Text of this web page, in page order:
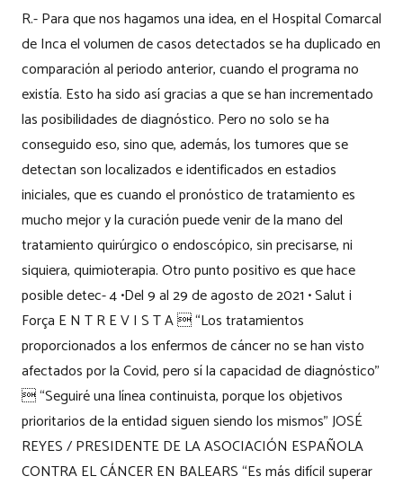
R.- Para que nos hagamos una idea, en el Hospital Comarcal
de Inca el volumen de casos detectados se ha duplicado en
comparación al periodo anterior, cuando el programa no
existía. Esto ha sido así gracias a que se han incrementado
las posibilidades de diagnóstico. Pero no solo se ha
conseguido eso, sino que, además, los tumores que se
detectan son localizados e identificados en estadios
iniciales, que es cuando el pronóstico de tratamiento es
mucho mejor y la curación puede venir de la mano del
tratamiento quirúrgico o endoscópico, sin precisarse, ni
siquiera, quimioterapia. Otro punto positivo es que hace
posible detec- 4 •Del 9 al 29 de agosto de 2021 • Salut i
Força E N T R E V I S T A  “Los tratamientos
proporcionados a los enfermos de cáncer no se han visto
afectados por la Covid, pero sí la capacidad de diagnóstico”
 “Seguiré una línea continuista, porque los objetivos
prioritarios de la entidad siguen siendo los mismos” JOSÉ
REYES / PRESIDENTE DE LA ASOCIACIÓN ESPAÑOLA
CONTRA EL CÁNCER EN BALEARS “Es más difícil superar